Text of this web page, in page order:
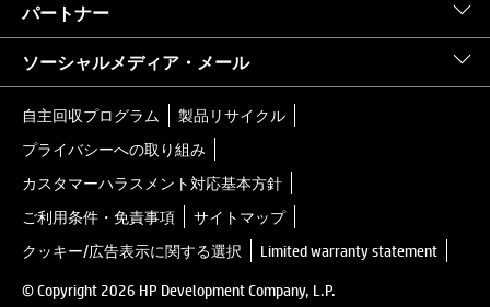
パートナー
ソーシャルメディア・メール
自主回収プログラム
製品リサイクル
プライバシーへの取り組み
カスタマーハラスメント対応基本方針
ご利用条件・免責事項
サイトマップ
クッキー/広告表示に関する選択
Limited warranty statement
© Copyright 2026 HP Development Company, L.P.